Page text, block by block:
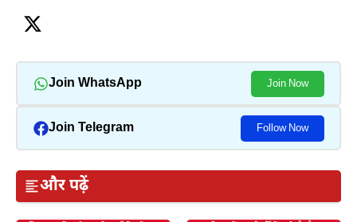
Join WhatsApp Join Now
Join Telegram Follow Now
और पढ़ें